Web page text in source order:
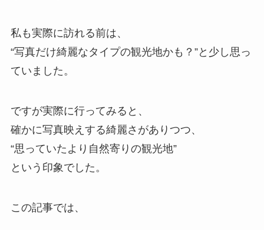
私も実際に訪れる前は、
“写真だけ綺麗なタイプの観光地かも？”と少し思っ
ていました。
ですが実際に行ってみると、
確かに写真映えする綺麗さがありつつ、
“思っていたより自然寄りの観光地”
という印象でした。
この記事では、